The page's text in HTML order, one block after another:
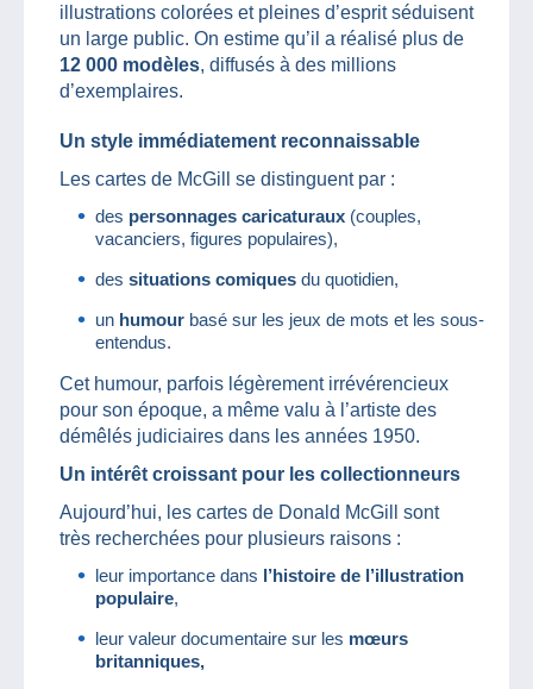
illustrations colorées et pleines d’esprit séduisent
un large public. On estime qu’il a réalisé plus de
12 000 modèles, diffusés à des millions
d’exemplaires.
Un style immédiatement reconnaissable
Les cartes de McGill se distinguent par :
des personnages caricaturaux (couples,
vacanciers, figures populaires),
des situations comiques du quotidien,
un humour basé sur les jeux de mots et les sous-
entendus.
Cet humour, parfois légèrement irrévérencieux
pour son époque, a même valu à l’artiste des
démêlés judiciaires dans les années 1950.
Un intérêt croissant pour les collectionneurs
Aujourd’hui, les cartes de Donald McGill sont
très recherchées pour plusieurs raisons :
leur importance dans l’histoire de l’illustration
populaire,
leur valeur documentaire sur les mœurs
britanniques,